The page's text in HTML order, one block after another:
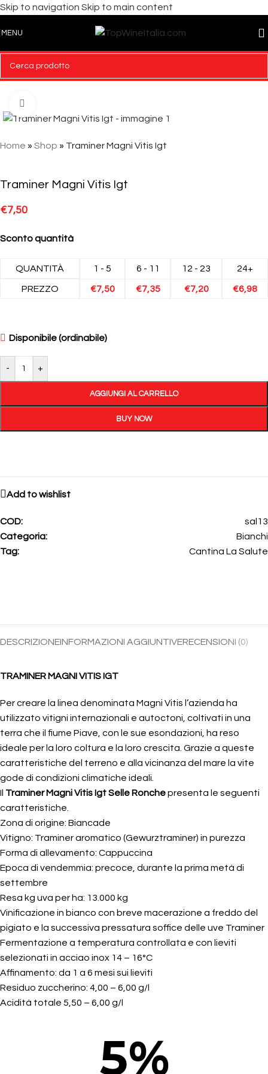
Skip to navigation Skip to main content
MENU
Home » Shop » Traminer Magni Vitis Igt
Traminer Magni Vitis Igt
€7,50
Sconto quantità
QUANTITÀ 1 - 5 6 - 11 12 - 23 24+
PREZZO €7,50 €7,35 €7,20 €6,98
Disponibile (ordinabile)
- +
AGGIUNGI AL CARRELLO
BUY NOW
Add to wishlist
COD:
sal13
Categoria:
Bianchi
Tag:
Cantina La Salute
DESCRIZIONEINFORMAZIONI AGGIUNTIVERECENSIONI (0)
TRAMINER MAGNI VITIS IGT
Per creare la linea denominata Magni Vitis l’azienda ha
utilizzato vitigni internazionali e autoctoni, coltivati in una
terra che il fiume Piave, con le sue esondazioni, ha reso
ideale per la loro coltura e la loro crescita. Grazie a queste
caratteristiche del terreno e alla vicinanza del mare la vite
gode di condizioni climatiche ideali.
Il Traminer Magni Vitis Igt Selle Ronchepresenta le seguenti
caratteristiche.
Zona di origine: Biancade
Vitigno: Traminer aromatico (Gewurztraminer) in purezza
Forma di allevamento: Cappuccina
Epoca di vendemmia: precoce, durante la prima metà di
settembre
Resa kg uva per ha: 13.000 kg
Vinificazione in bianco con breve macerazione a freddo del
pigiato e la successiva pressatura soffice delle uve Traminer
Fermentazione a temperatura controllata e con lieviti
selezionati in acciao inox 14 – 16°C
Affinamento: da 1 a 6 mesi sui lieviti
Residuo zuccherino: 4,00 – 6,00 g/l
Acidità totale 5,50 – 6,00 g/l
5%